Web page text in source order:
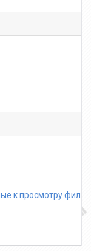
к просмотру